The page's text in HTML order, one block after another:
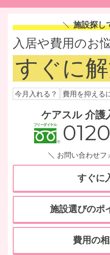
施設探し
入居や費用のお
すぐに
今月入れる？ 費用を抑える
ケアスル 介護
お問い合わせフ
すぐに
施設選びのポ
費用の